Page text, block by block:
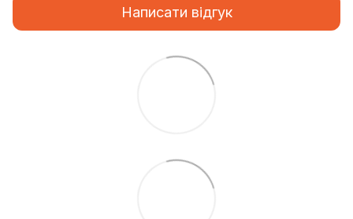
Написати відгук